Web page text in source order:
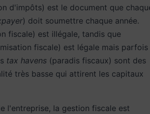
d'impôts) est le document que
) doit soumettre chaque année.
fiscale) est illégale, tandis que
fiscale) est légale mais parfois
tax havens (paradis fiscaux) sont des
très basse qui attirent les capitaux
l'entreprise, la gestion fiscale est